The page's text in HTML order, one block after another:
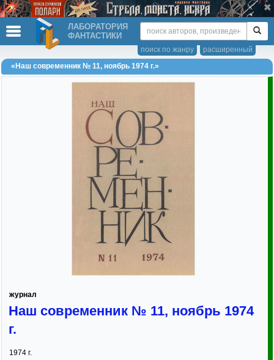
ЛАБОРАТОРИЯ
ФАНТАСТИКИ
расширенный
поиск по жанру
«Наш современник № 11, ноябрь 1974 г.»
журнал
Наш современник № 11, ноябрь 1974
г.
1974 г.